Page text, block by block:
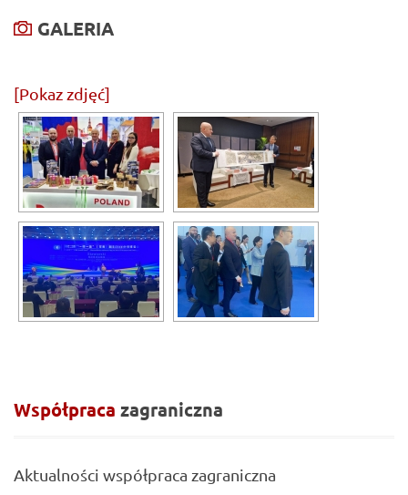
GALERIA
[Pokaz zdjęć]
Współpraca zagraniczna
Aktualności współpraca zagraniczna